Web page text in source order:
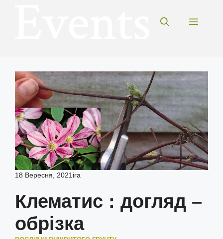
Меню
18 Вересня, 2021ira
Клематис : догляд –
обрізка